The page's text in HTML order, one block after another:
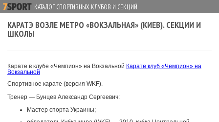
КАТАЛОГ СПОРТИВНЫХ КЛУБОВ И СЕКЦИЙ
КАРАТЭ ВОЗЛЕ МЕТРО «ВОКЗАЛЬНАЯ» (КИЕВ). СЕКЦИИ И
ШКОЛЫ
Карате в клубе «Чемпион» на Вокзальной Карате клуб «Чемпион» на
Вокзальной
Спортивное карате (версия WKF).
Тренер — Бунцев Александр Сергеевич:
Мастер спорта Украины;